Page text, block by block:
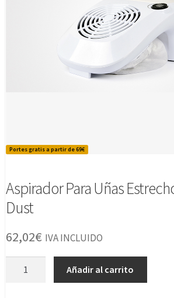
Portes gratis a partir de 69€
Aspirador Para Uñas
Dust
62,02€ IVA INCLUIDO
Añadir al carrito